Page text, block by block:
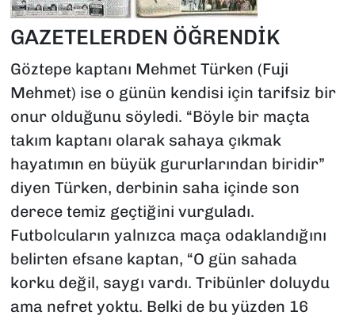
GAZETELERDEN ÖĞRENDİK
Göztepe kaptanı Mehmet Türken (Fuji
Mehmet) ise o günün kendisi için tarifsiz bir
onur olduğunu söyledi. “Böyle bir maçta
takım kaptanı olarak sahaya çıkmak
hayatımın en büyük gururlarından biridir”
diyen Türken, derbinin saha içinde son
derece temiz geçtiğini vurguladı.
Futbolcuların yalnızca maça odaklandığını
belirten efsane kaptan, “O gün sahada
korku değil, saygı vardı. Tribünler doluydu
ama nefret yoktu. Belki de bu yüzden 16